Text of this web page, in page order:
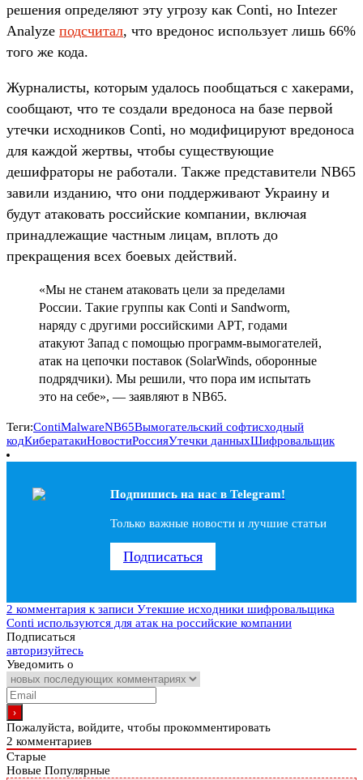
решения определяют эту угрозу как Conti, но Intezer
Analyze подсчитал, что вредонос использует лишь 66%
того же кода.
Журналисты, которым удалось пообщаться с хакерами,
сообщают, что те создали вредоноса на базе первой
утечки исходников Conti, но модифицируют вредоноса
для каждой жертвы, чтобы существующие
дешифраторы не работали. Также представители NB65
завили изданию, что они поддерживают Украину и
будут атаковать российские компании, включая
принадлежащие частным лицам, вплоть до
прекращения всех боевых действий.
«Мы не станем атаковать цели за пределами
России. Такие группы как Conti и Sandworm,
наряду с другими российскими APT, годами
атакуют Запад с помощью программ-вымогателей,
атак на цепочки поставок (SolarWinds, оборонные
подрядчики). Мы решили, что пора им испытать
это на себе», — заявляют в NB65.
Теги:ContiMalwareNB65Вымогательский софтисходный
кодКибератакиНовостиРоссияУтечки данныхШифровальщик
Подпишись на наc в Telegram!
Только важные новости и лучшие статьи
Подписаться
2 комментария к записи Утекшие исходники шифровальщика
Conti используются для атак на российские компании
Подписаться
авторизуйтесь
Уведомить о
Пожалуйста, войдите, чтобы прокомментировать
2 комментариев
Старые
Новые Популярные